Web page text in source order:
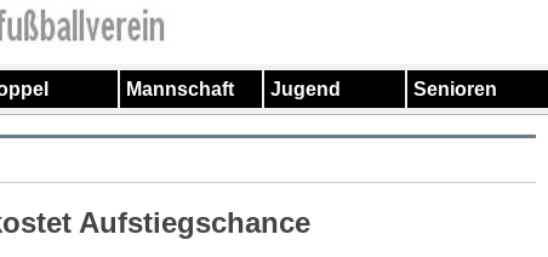
Mannschaft Jugend Senioren
Aufstiegschance